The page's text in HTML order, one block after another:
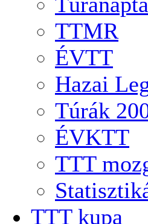
TTMR
ÉVTT
Hazai
Túrák
ÉVKTT
TTT
TTT kupa